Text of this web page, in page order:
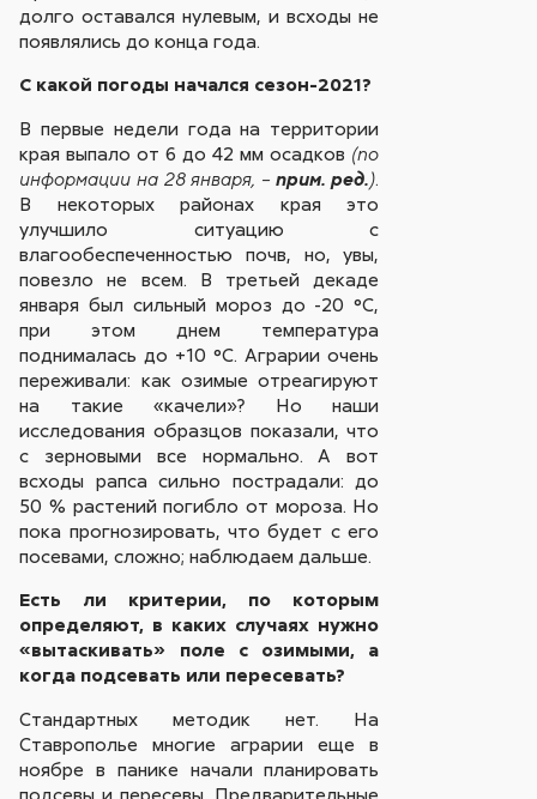
долго оставался нулевым, и всходы не
появлялись до конца года.
С какой погоды начался сезон-2021?
В первые недели года на территории
края выпало от 6 до 42 мм осадков (по
информации на 28 января, – прим. ред.).
В некоторых районах края это
улучшило ситуацию с
влагообеспеченностью почв, но, увы,
повезло не всем. В третьей декаде
января был сильный мороз до -20 °С,
при этом днем температура
поднималась до +10 °С. Аграрии очень
переживали: как озимые отреагируют
на такие «качели»? Но наши
исследования образцов показали, что
с зерновыми все нормально. А вот
всходы рапса сильно пострадали: до
50 % растений погибло от мороза. Но
пока прогнозировать, что будет с его
посевами, сложно; наблюдаем дальше.
Есть ли критерии, по которым
определяют, в каких случаях нужно
«вытаскивать» поле с озимыми, а
когда подсевать или пересевать?
Стандартных методик нет. На
Ставрополье многие аграрии еще в
ноябре в панике начали планировать